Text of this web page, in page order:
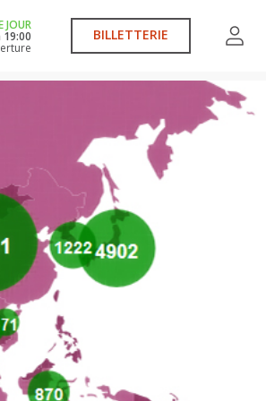
JOUR
19:00 BILLETTERIE